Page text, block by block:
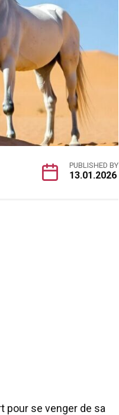
PUBLISHED BY
13.01.2026
pour se venger de sa